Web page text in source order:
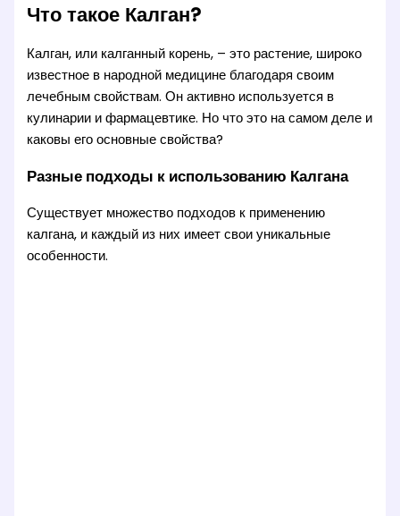
Что такое Калган?
Калган, или калганный корень, – это растение, широко
известное в народной медицине благодаря своим
лечебным свойствам. Он активно используется в
кулинарии и фармацевтике. Но что это на самом деле и
каковы его основные свойства?
Разные подходы к использованию Калгана
Существует множество подходов к применению
калгана, и каждый из них имеет свои уникальные
особенности.